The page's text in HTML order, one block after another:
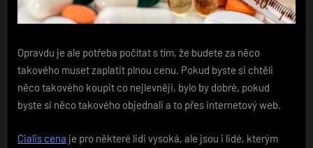
Opravdu je ale potřeba počítat s tím, že budete za něco
takového muset zaplatit plnou cenu. Pokud byste si chtěli
něco takového koupit co nejlevněji, bylo by dobré, pokud
byste si něco takového objednali a to přes internetový web.
Cialis cena je pro některé lidi vysoká, ale jsou i lidé, kterým